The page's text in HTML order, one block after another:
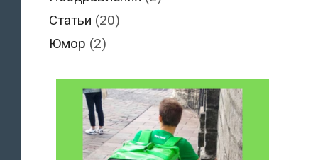
Статьи (20)
Юмор (2)